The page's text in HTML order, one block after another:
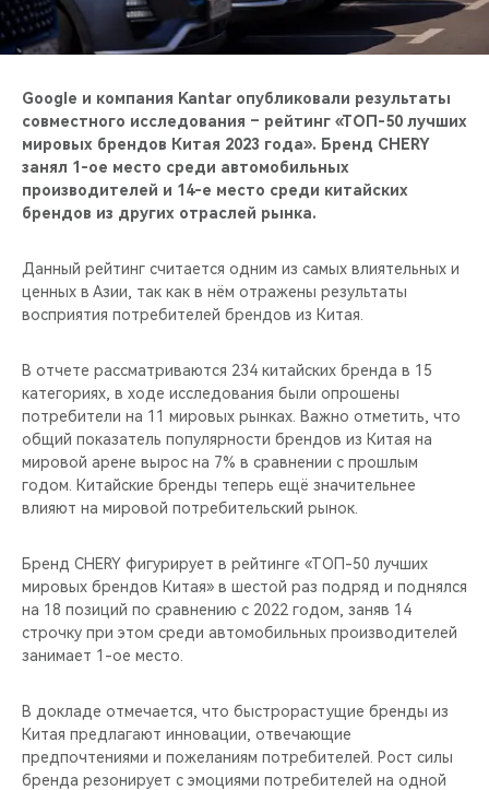
CHERY И СПОРТ
ВИДЕООБЗОРЫ
CHERY ДЛЯ ДЕТЕЙ
Google и компания Kantar опубликовали результаты
совместного исследования – рейтинг «ТОП-50 лучших
мировых брендов Китая 2023 года». Бренд CHERY
занял 1-ое место среди автомобильных
производителей и 14-е место среди китайских
брендов из других отраслей рынка.
Данный рейтинг считается одним из самых влиятельных и
ценных в Азии, так как в нём отражены результаты
восприятия потребителей брендов из Китая.
В отчете рассматриваются 234 китайских бренда в 15
категориях, в ходе исследования были опрошены
потребители на 11 мировых рынках. Важно отметить, что
общий показатель популярности брендов из Китая на
мировой арене вырос на 7% в сравнении с прошлым
годом. Китайские бренды теперь ещё значительнее
влияют на мировой потребительский рынок.
Бренд CHERY фигурирует в рейтинге «ТОП-50 лучших
мировых брендов Китая» в шестой раз подряд и поднялся
на 18 позиций по сравнению с 2022 годом, заняв 14
строчку при этом среди автомобильных производителей
занимает 1-ое место.
В докладе отмечается, что быстрорастущие бренды из
Китая предлагают инновации, отвечающие
предпочтениями и пожеланиям потребителей. Рост силы
бренда резонирует с эмоциями потребителей на одной